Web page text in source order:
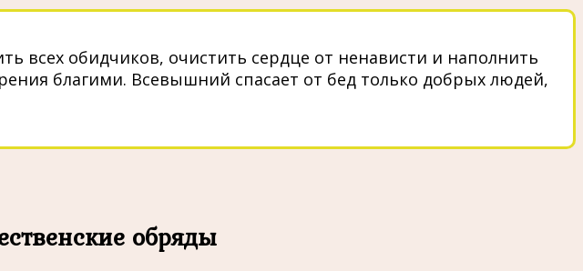
всех обидчиков, очистить сердце от ненависти и наполнить
благими. Всевышний спасает от бед только добрых людей,
обряды